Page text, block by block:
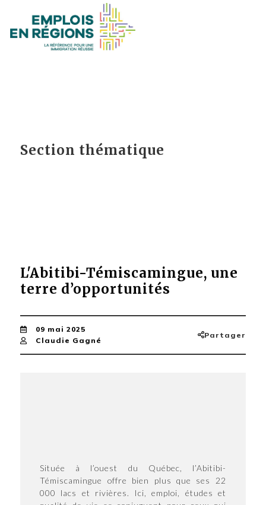
Section thématique
L'Abitibi-Témiscamingue, une
terre d’opportunités
09 mai 2025
Claudie Gagné
Partager
Située à l’ouest du Québec, l’Abitibi-
Témiscamingue offre bien plus que ses 22
000 lacs et rivières. Ici, emploi, études et